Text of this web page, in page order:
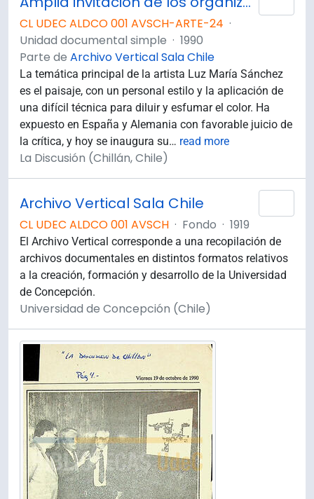
CL UDEC ALDCO 001 AVSCH-ARTE-24 ·
Unidad documental simple · 1990
Parte de Archivo Vertical Sala Chile
La temática principal de la artista Luz María Sánchez
es el paisaje, con un personal estilo y la aplicación de
una difícil técnica para diluir y esfumar el color. Ha
expuesto en España y Alemania con favorable juicio de
la crítica, y hoy se inaugura su… read more
La Discusión (Chillán, Chile)
Archivo Vertical Sala Chile
CL UDEC ALDCO 001 AVSCH · Fondo · 1919
El Archivo Vertical corresponde a una recopilación de
archivos documentales en distintos formatos relativos
a la creación, formación y desarrollo de la Universidad
de Concepción.
Universidad de Concepción (Chile)